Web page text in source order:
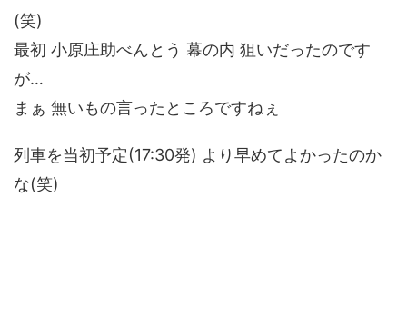
(笑)
最初 小原庄助べんとう 幕の内 狙いだったのです
が…
まぁ 無いもの言ったところですねぇ
列車を当初予定(17:30発) より早めてよかったのか
な(笑)